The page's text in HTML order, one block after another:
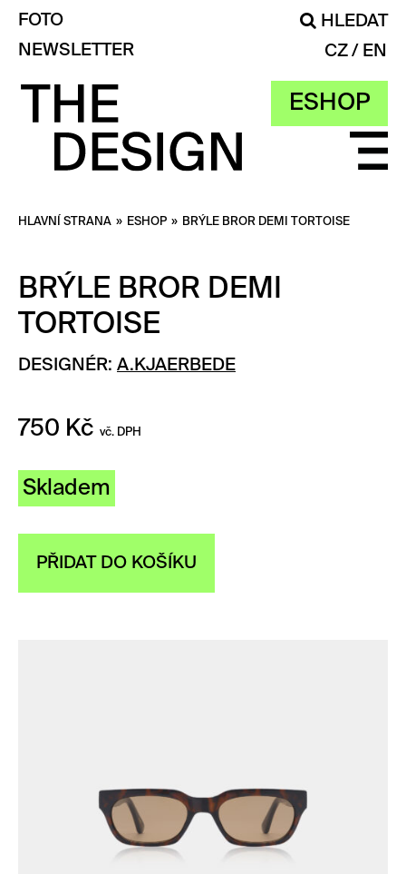
ESHOP
FOTO
HLEDAT
NEWSLETTER
CZ EN
HLAVNÍ STRANA » ESHOP » BRÝLE BROR DEMI TORTOISE
BRÝLE BROR DEMI
TORTOISE
DESIGNÉR: A.KJAERBEDE
750 Kč vč. DPH
Skladem
PŘIDAT DO KOŠÍKU